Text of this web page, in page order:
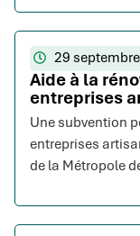
29
Aide à la
entreprises
Une subvention
entreprises
de la Métropole